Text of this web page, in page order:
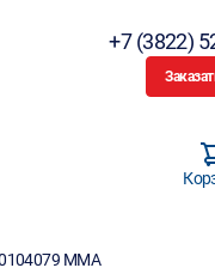
+7 (3822)
MMA